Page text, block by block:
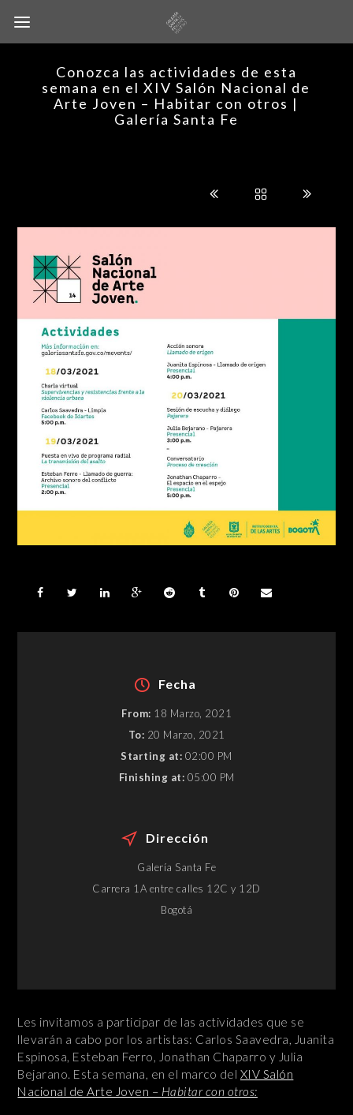
Conozca las actividades de esta
semana en el XIV Salón Nacional de
Arte Joven – Habitar con otros |
Galería Santa Fe
Fecha
From: 18 Marzo, 2021
To: 20 Marzo, 2021
Starting at: 02:00 PM
Finishing at: 05:00 PM
Dirección
Galería Santa Fe
Carrera 1A entre calles 12C y 12D
Bogotá
Les invitamos a participar de las actividades que se
llevarán a cabo por los artistas: Carlos Saavedra, Juanita
Espinosa, Esteban Ferro, Jonathan Chaparro y Julia
Bejarano. Esta semana, en el marco del XIV Salón
Nacional de Arte Joven – Habitar con otros: